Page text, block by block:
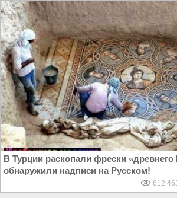
В Турции раскопали фрески «древнего
обнаружили надписи на Русском!
612